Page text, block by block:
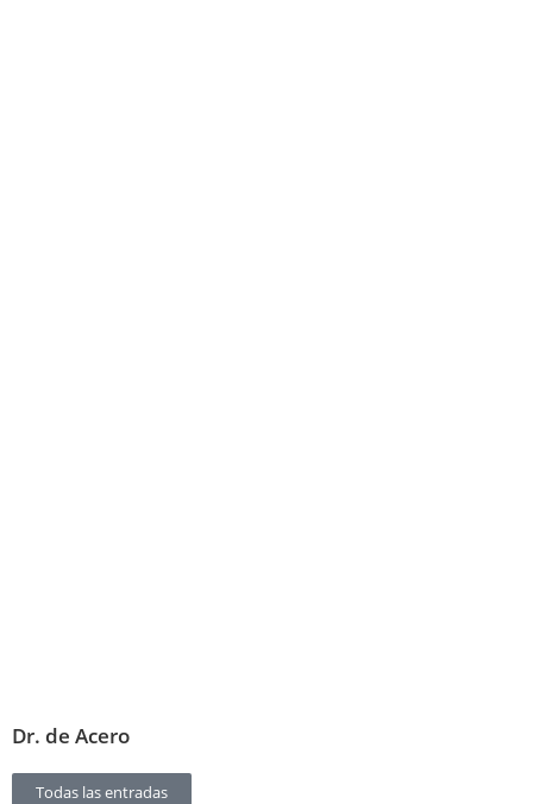
Dr. de Acero
Todas las entradas